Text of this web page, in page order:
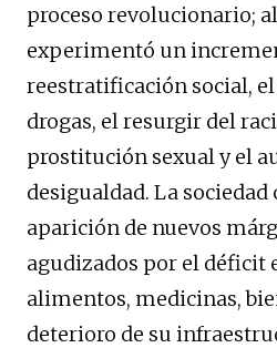
proceso revolucionario;
experimentó un
reestratificación social,
drogas, el resurgir del
prostitución sexual y el
desigualdad. La
aparición de nuevos
agudizados por el déficit
alimentos, medicinas,
deterioro de su